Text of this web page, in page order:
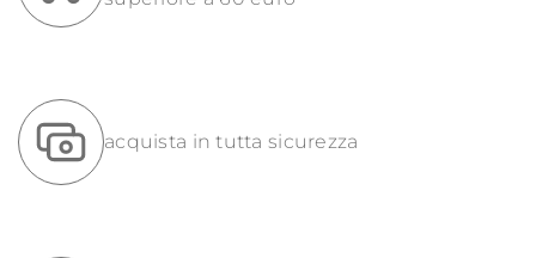
acquista in tutta sicurezza